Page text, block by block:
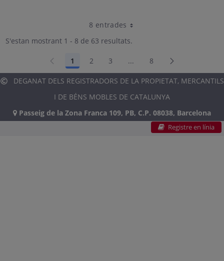
8 entradesPer pàgina
S'estan mostrant 1 - 8 de 63 resultats.
Pàgina
1 Pàgina
2 Pàgina
3 ...Pàgines intermèdies
Pàgina
8
DEGANAT DELS REGISTRADORS DE LA PROPIETAT, MERCANTILS
I DE BÉNS MOBLES DE CATALUNYA
Passeig de la Zona Franca 109, PB, C.P. 08038, Barcelona
Registre en línia